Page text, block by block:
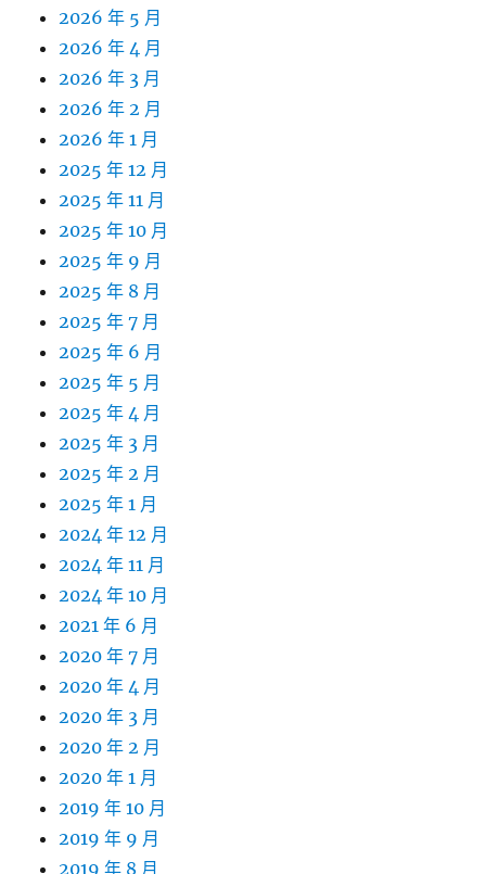
2026 年 5 月
2026 年 4 月
2026 年 3 月
2026 年 2 月
2026 年 1 月
2025 年 12 月
2025 年 11 月
2025 年 10 月
2025 年 9 月
2025 年 8 月
2025 年 7 月
2025 年 6 月
2025 年 5 月
2025 年 4 月
2025 年 3 月
2025 年 2 月
2025 年 1 月
2024 年 12 月
2024 年 11 月
2024 年 10 月
2021 年 6 月
2020 年 7 月
2020 年 4 月
2020 年 3 月
2020 年 2 月
2020 年 1 月
2019 年 10 月
2019 年 9 月
2019 年 8 月